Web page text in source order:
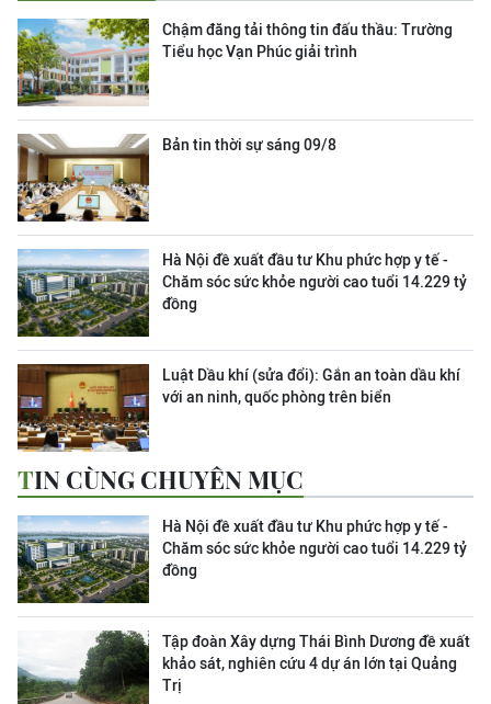
Chậm đăng tải thông tin đấu thầu: Trường
Tiểu học Vạn Phúc giải trình
Bản tin thời sự sáng 09/8
Hà Nội đề xuất đầu tư Khu phức hợp y tế -
Chăm sóc sức khỏe người cao tuổi 14.229 tỷ
đồng
Luật Dầu khí (sửa đổi): Gắn an toàn dầu khí
với an ninh, quốc phòng trên biển
TIN CÙNG CHUYÊN MỤC
Hà Nội đề xuất đầu tư Khu phức hợp y tế -
Chăm sóc sức khỏe người cao tuổi 14.229 tỷ
đồng
Tập đoàn Xây dựng Thái Bình Dương đề xuất
khảo sát, nghiên cứu 4 dự án lớn tại Quảng
Trị